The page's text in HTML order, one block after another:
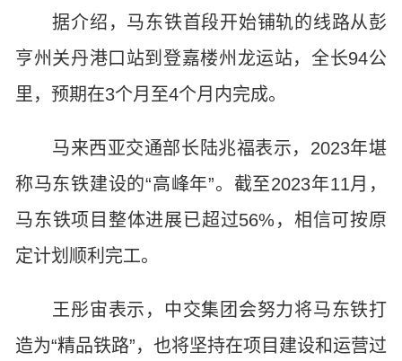
据介绍，马东铁首段开始铺轨的线路从彭
亨州关丹港口站到登嘉楼州龙运站，全长94公
里，预期在3个月至4个月内完成。
马来西亚交通部长陆兆福表示，2023年堪
称马东铁建设的“高峰年”。截至2023年11月，
马东铁项目整体进展已超过56%，相信可按原
定计划顺利完工。
王彤宙表示，中交集团会努力将马东铁打
造为“精品铁路”，也将坚持在项目建设和运营过